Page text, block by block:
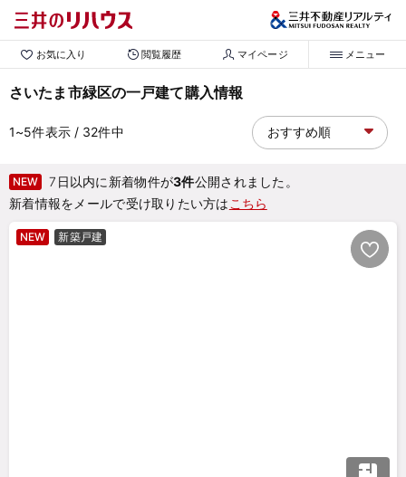
お気に入り 閲覧履歴 マイページ メニュー
さいたま市緑区の一戸建て購入情報
1~5件表示/ 32件中
NEW 7日以内に新着物件が3件公開されました。
新着情報をメールで受け取りたい方は こちら
NEW 新築戸建